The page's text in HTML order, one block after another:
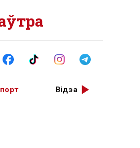
Відэа